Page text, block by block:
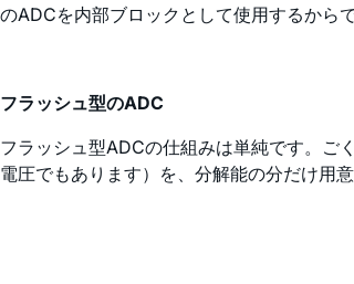
のADCを内部ブロックとして使用するからで
フラッシュ型のADC
フラッシュ型ADCの仕組みは単純です。ご
電圧でもあります）を、分解能の分だけ用